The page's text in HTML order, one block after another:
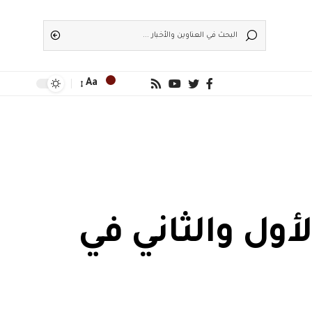
Aa
والثاني في